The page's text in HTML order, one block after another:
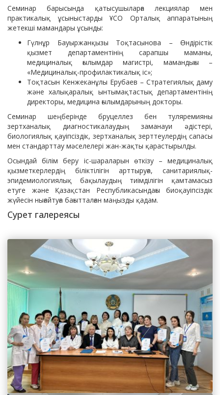
Семинар барысында қатысушыларға лекциялар мен
практикалық ұсыныстарды ҰСО Орталық аппаратының
жетекші мамандары ұсынды:
Гүлнұр Бауыржанқызы Тоқтасынова – Өндірістік
қызмет департаментінің сарапшы маманы,
медициналық ғылымдар магистрі, мамандығы –
«Медициналық-профилактикалық іс»;
Тоқтасын Кенжеканұлы Ерубаев – Стратегиялық даму
және халықаралық ынтымақтастық департаментінің
директоры, медицина ғылымдарының докторы.
Семинар шеңберінде бруцеллез бен туляремияны
зертханалық диагностикалаудың заманауи әдістері,
биологиялық қауіпсіздік, зертханалық зерттеулердің сапасы
мен стандарттау мәселелері жан-жақты қарастырылды.
Осындай білім беру іс-шараларын өткізу – медициналық
қызметкерлердің біліктілігін арттыруға, санитариялық-
эпидемиологиялық бақылаудың тиімділігін қамтамасыз
етуге және Қазақстан Республикасындағы биоқауіпсіздік
жүйесін нығайтуға бағытталған маңызды қадам.
Сурет галереясы